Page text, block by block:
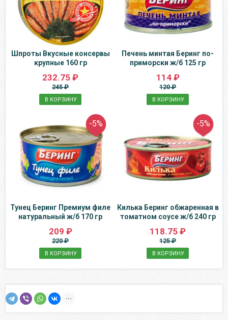
Шпроты Вкусные консервы
крупные 160 гр
232.75 ₽
245 ₽
В КОРЗИНУ
Печень минтая Беринг по-
приморски ж/б 125 гр
114 ₽
120 ₽
В КОРЗИНУ
-5%
Тунец Беринг Премиум филе
натуральный ж/б 170 гр
209 ₽
220 ₽
В КОРЗИНУ
-5%
Килька Беринг обжаренная в
томатном соусе ж/б 240 гр
118.75 ₽
125 ₽
В КОРЗИНУ